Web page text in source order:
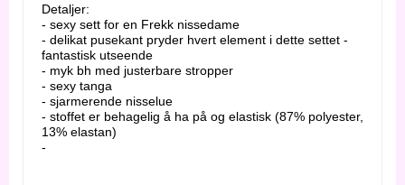
Detaljer:
- sexy sett for en Frekk nissedame
- delikat pusekant pryder hvert element i dette settet -
fantastisk utseende
- myk bh med justerbare stropper
- sexy tanga
- sjarmerende nisselue
- stoffet er behagelig å ha på og elastisk (87% polyester,
13% elastan)
-